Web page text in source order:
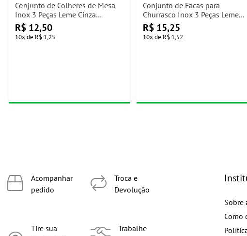
Conjunto de Colheres de Mesa
Inox 3 Peças Leme Cinza
Tramontina
R$ 12,50
10x de R$ 1,25
Conjunto de Facas para
Churrasco Inox 3 Peças Leme
Cinza Tramontina
R$ 15,25
10x de R$ 1,52
Acompanhar
pedido
Tire sua
Troca e
Devolução
Trabalhe
Sobre
Como